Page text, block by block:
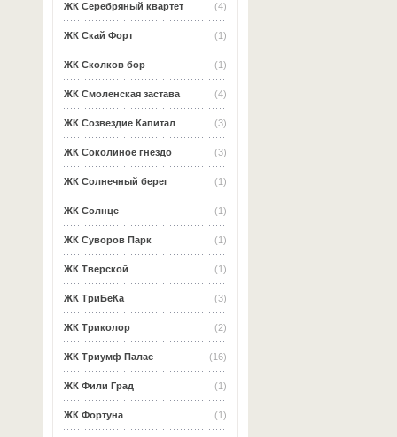
(4)
ЖК Серебряный квартет
(1)
ЖК Скай Форт
(1)
ЖК Сколков бор
(4)
ЖК Смоленская застава
(3)
ЖК Созвездие Капитал
(3)
ЖК Соколиное гнездо
(1)
ЖК Солнечный берег
(1)
ЖК Солнце
(1)
ЖК Суворов Парк
(1)
ЖК Тверской
(3)
ЖК ТриБеКа
(2)
ЖК Триколор
(16)
ЖК Триумф Палас
(1)
ЖК Фили Град
(1)
ЖК Фортуна